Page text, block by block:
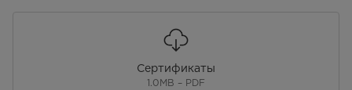
Сертификаты
1.0MB – PDF